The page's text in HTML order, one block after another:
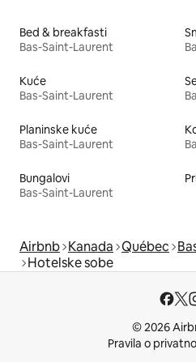
Bed & breakfasti
Bas-Saint-Laurent
Kuće
Bas-Saint-Laurent
Planinske kuće
Bas-Saint-Laurent
Bungalovi
Bas-Saint-Laurent
Airbnb Kanada Québec
Hotelske sobe
© 2026
Pravila o